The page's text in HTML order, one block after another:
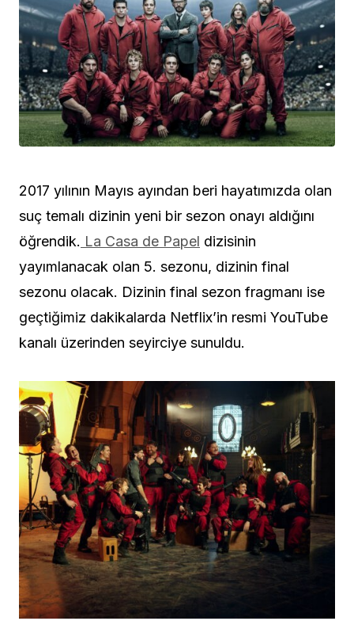
2017 yılının Mayıs ayından beri hayatımızda olan
suç temalı dizinin yeni bir sezon onayı aldığını
öğrendik. La Casa de Papel dizisinin
yayımlanacak olan 5. sezonu, dizinin final
sezonu olacak. Dizinin final sezon fragmanı ise
geçtiğimiz dakikalarda Netflix’in resmi YouTube
kanalı üzerinden seyirciye sunuldu.